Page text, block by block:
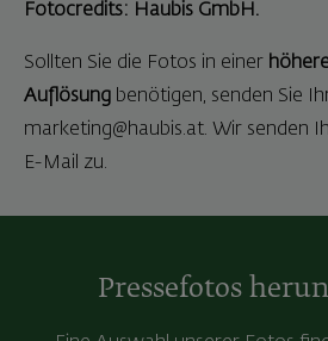
Fotocredits: Haubis GmbH.
Sollten Sie die Fotos in einer
Auflösung benötigen, senden Sie
marketing@haubis.at. Wir senden
E-Mail zu.
Pressefotos